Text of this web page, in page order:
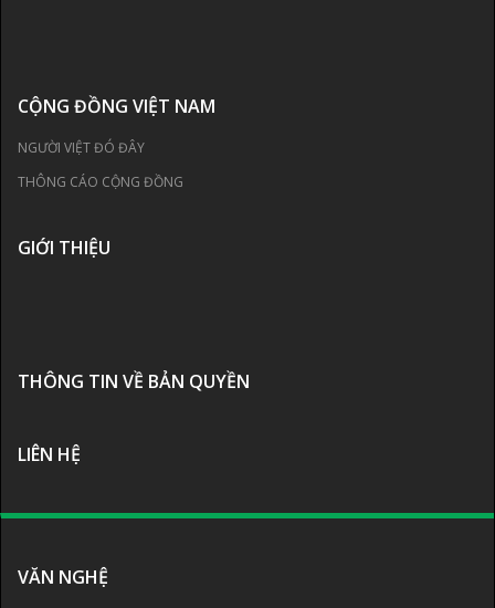
CỘNG ĐỒNG VIỆT NAM
NGƯỜI VIỆT ĐÓ ĐÂY
THÔNG CÁO CỘNG ĐỒNG
GIỚI THIỆU
THÔNG TIN VỀ BẢN QUYỀN
LIÊN HỆ
VĂN NGHỆ